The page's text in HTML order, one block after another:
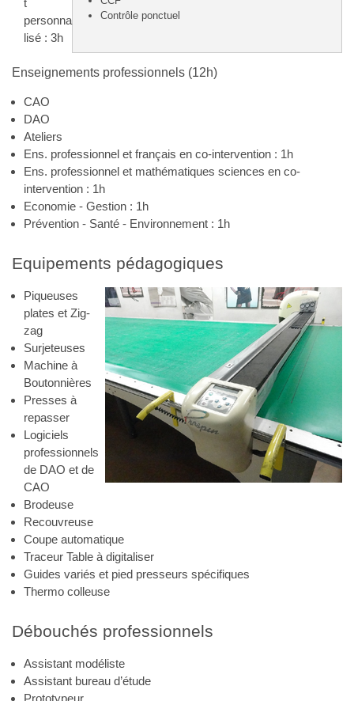
Contrôle ponctuel
personna
lisé : 3h
Enseignements professionnels (12h)
CAO
DAO
Ateliers
Ens. professionnel et français en co-intervention : 1h
Ens. professionnel et mathématiques sciences en co-
intervention : 1h
Economie - Gestion : 1h
Prévention - Santé - Environnement : 1h
Equipements pédagogiques
Piqueuses
plates et Zig-
zag
Surjeteuses
Machine à
Boutonnières
Presses à
repasser
Logiciels
professionnels
de DAO et de
CAO
Brodeuse
Recouvreuse
Coupe automatique
Traceur Table à digitaliser
Guides variés et pied presseurs spécifiques
Thermo colleuse
Débouchés professionnels
Assistant modéliste
Assistant bureau d’étude